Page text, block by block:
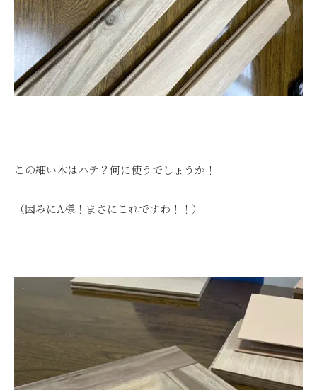
この細い木はハテ？何に使うでしょうか！
（因みにA様！まさにこれですわ！！）